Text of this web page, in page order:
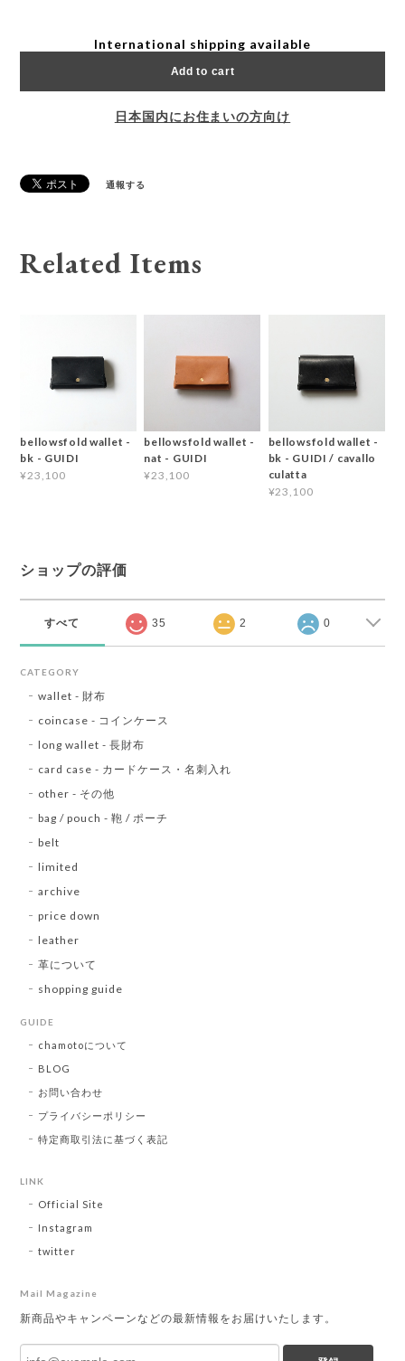
International shipping available
Add to cart
日本国内にお住まいの方向け
通報する
Related Items
bellowsfold wallet -
bk - GUIDI
¥23,100
bellowsfold wallet -
nat - GUIDI
¥23,100
bellowsfold wallet -
bk - GUIDI / cavallo
culatta
¥23,100
ショップの評価
すべて 35 2 0
CATEGORY
wallet - 財布
coincase - コインケース
long wallet - 長財布
card case - カードケース・名刺入れ
other - その他
bag / pouch - 鞄 / ポーチ
belt
limited
archive
price down
leather
革について
shopping guide
GUIDE
chamotoについて
BLOG
お問い合わせ
プライバシーポリシー
特定商取引法に基づく表記
LINK
Official Site
Instagram
twitter
Mail Magazine
新商品やキャンペーンなどの最新情報をお届けいたします。